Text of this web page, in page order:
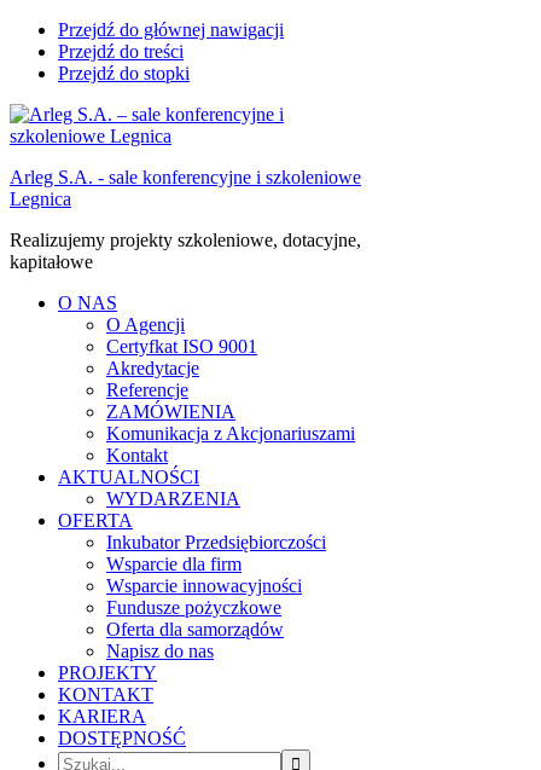
Przejdź do głównej nawigacji
Przejdź do treści
Przejdź do stopki
Arleg S.A. - sale konferencyjne i szkoleniowe
Legnica
Realizujemy projekty szkoleniowe, dotacyjne,
kapitałowe
O NAS
O Agencji
Certyfkat ISO 9001
Akredytacje
Referencje
ZAMÓWIENIA
Komunikacja z Akcjonariuszami
Kontakt
AKTUALNOŚCI
WYDARZENIA
OFERTA
Inkubator Przedsiębiorczości
Wsparcie dla firm
Wsparcie innowacyjności
Fundusze pożyczkowe
Oferta dla samorządów
Napisz do nas
PROJEKTY
KONTAKT
KARIERA
DOSTĘPNOŚĆ
Szukaj...